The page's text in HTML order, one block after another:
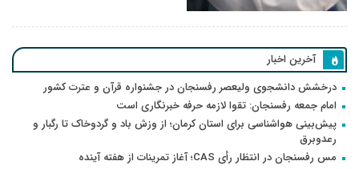
آخرین اخبار
درخشش دانشجوی ولیعصر رفسنجان در جشنواره قرآن و عترت کشور
امام جمعه رفسنجان: تقوا لازمه حرفه خبرنگاری است
پیش‌بینی هواشناسی برای استان کرمان؛ از وزش باد و گردوخاک تا رگبار و
رعدوبرق
مس رفسنجان در انتظار رأی CAS؛ آغاز تمرینات از هفته آینده